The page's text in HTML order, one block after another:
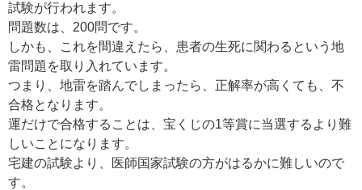
試験が行われます。
問題数は、200問です。
しかも、これを間違えたら、患者の生死に関わるという地
雷問題を取り入れています。
つまり、地雷を踏んでしまったら、正解率が高くても、不
合格となります。
運だけで合格することは、宝くじの1等賞に当選するより難
しいことになります。
宅建の試験より、医師国家試験の方がはるかに難しいので
す。